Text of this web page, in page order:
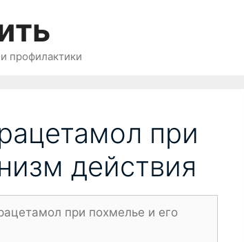
профилактики
при
действия
при похмелье и его